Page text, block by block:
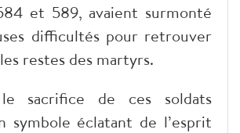
et 589, avaient surmonté
difficultés pour retrouver
restes des martyrs.
sacrifice de ces soldats
symbole éclatant de l’esprit